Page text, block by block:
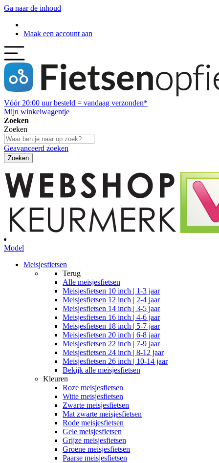
Ga naar de inhoud
Maak een account aan
Vóór 20:00 uur besteld = vandaag verzonden*
Mijn winkelwagentje
Zoeken
Zoeken
Geavanceerd zoeken
Zoeken
Model
Meisjesfietsen
Terug
Alle meisjesfietsen
Meisjesfietsen 10 inch | 1-3 jaar
Meisjesfietsen 12 inch | 2-4 jaar
Meisjesfietsen 14 inch | 3-5 jaar
Meisjesfietsen 16 inch | 4-6 jaar
Meisjesfietsen 18 inch | 5-7 jaar
Meisjesfietsen 20 inch | 6-8 jaar
Meisjesfietsen 22 inch | 7-9 jaar
Meisjesfietsen 24 inch | 8-12 jaar
Meisjesfietsen 26 inch | 10-14 jaar
Bekijk alle meisjesfietsen
Kleuren
Roze meisjesfietsen
Witte meisjesfietsen
Zwarte meisjesfietsen
Mat zwarte meisjesfietsen
Rode meisjesfietsen
Gele meisjesfietsen
Grijze meisjesfietsen
Groene meisjesfietsen
Paarse meisjesfietsen